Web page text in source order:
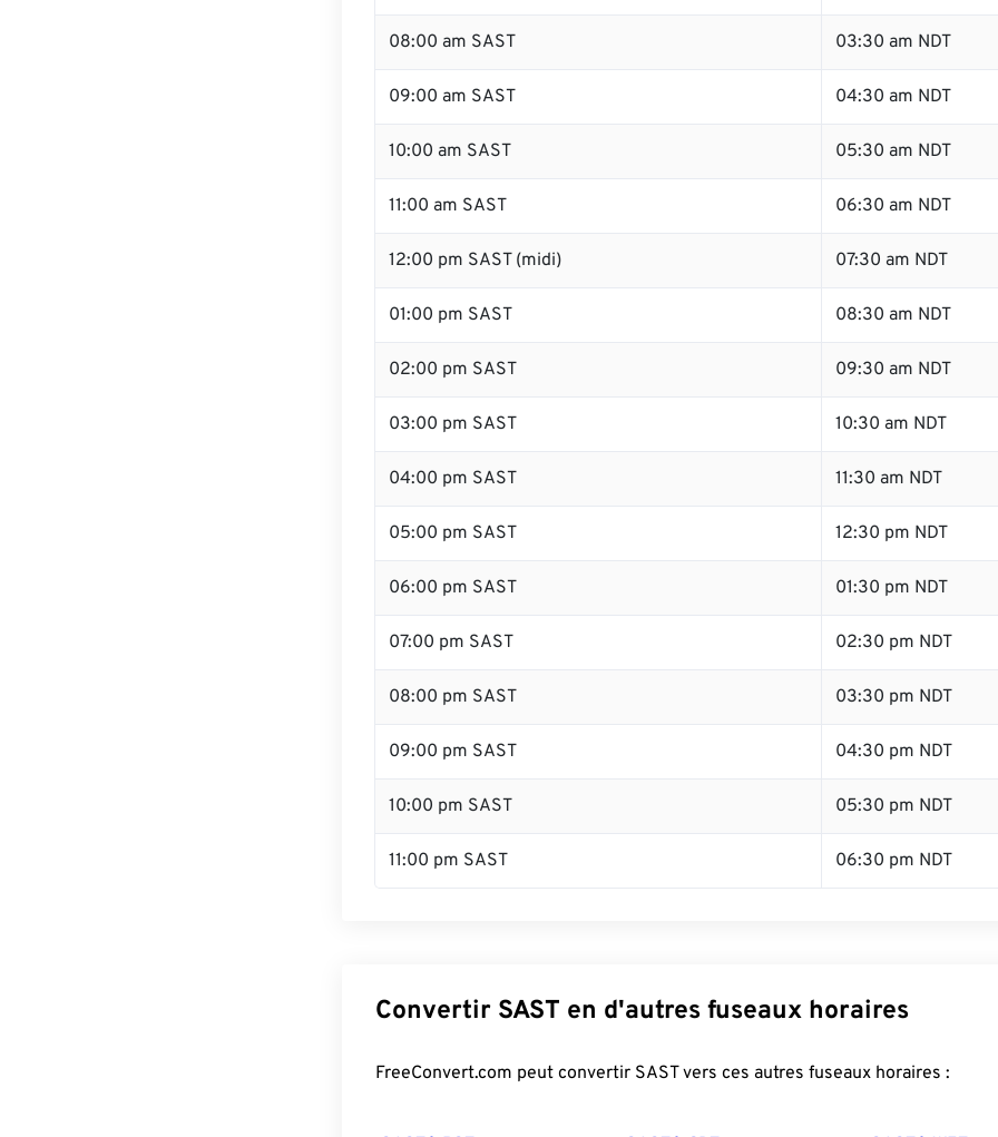
08:00 am SAST 03:30 am NDT
09:00 am SAST 04:30 am NDT
10:00 am SAST 05:30 am NDT
11:00 am SAST 06:30 am NDT
12:00 pm SAST (midi) 07:30 am NDT
01:00 pm SAST 08:30 am NDT
02:00 pm SAST 09:30 am NDT
03:00 pm SAST 10:30 am NDT
04:00 pm SAST 11:30 am NDT
05:00 pm SAST 12:30 pm NDT
06:00 pm SAST 01:30 pm NDT
07:00 pm SAST 02:30 pm NDT
08:00 pm SAST 03:30 pm NDT
09:00 pm SAST 04:30 pm NDT
10:00 pm SAST 05:30 pm NDT
11:00 pm SAST 06:30 pm NDT
Convertir SAST en d'autres fuseaux horaires
FreeConvert.com peut convertir SAST vers ces autres fuseaux horaires :